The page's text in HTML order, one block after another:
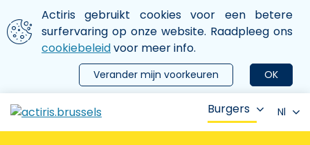
Aller au contenu principal
We gebruiken cookies
Actiris gebruikt cookies voor een betere
surfervaring op onze website. Raadpleeg ons
cookiebeleidvoor meer info.
OK
Verander mijn voorkeuren
le menu
Burgers Nl